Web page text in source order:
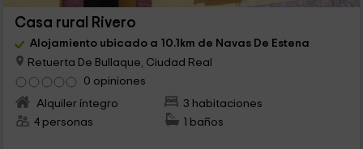
Casa rural Rivero
Alojamiento ubicado a 10.1km de Navas De Estena
Retuerta De Bullaque, Ciudad Real
0 opiniones
Alquiler íntegro
3 habitaciones
4 personas
1 baños